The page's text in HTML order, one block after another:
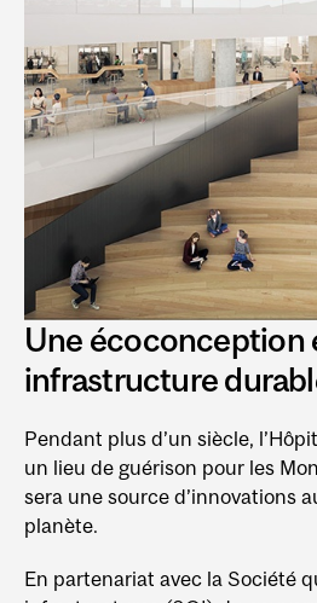
Une écoconception
infrastructure
Pendant plus d’un siècle,
un lieu de guérison pour les
sera une source d’innovations
planète.
En partenariat avec la Société